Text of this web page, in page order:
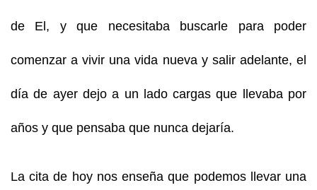
de El, y que necesitaba buscarle para poder
comenzar a vivir una vida nueva y salir adelante, el
día de ayer dejo a un lado cargas que llevaba por
años y que pensaba que nunca dejaría.
La cita de hoy nos enseña que podemos llevar una